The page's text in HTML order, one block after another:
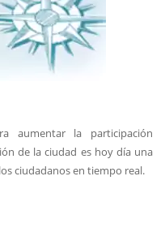
aumentar la participación
de la ciudad es hoy día una
ciudadanos en tiempo real.